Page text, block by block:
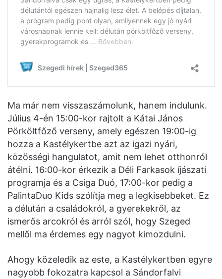
Ma már nem visszaszámolunk, hanem indulunk.
Július 4-én 15:00-kor rajtolt a Kátai János
Pörköltfőző verseny, amely egészen 19:00-ig
hozza a Kastélykertbe azt az igazi nyári,
közösségi hangulatot, amit nem lehet otthonról
átélni. 16:00-kor érkezik a Déli Farkasok íjászati
programja és a Csiga Duó, 17:00-kor pedig a
PalintaDuo Kids szólítja meg a legkisebbeket. Ez
a délután a családokról, a gyerekekről, az
ismerős arcokról és arról szól, hogy Szeged
mellől ma érdemes egy nagyot kimozdulni.
Ahogy közeledik az este, a Kastélykertben egyre
nagyobb fokozatra kapcsol a Sándorfalvi